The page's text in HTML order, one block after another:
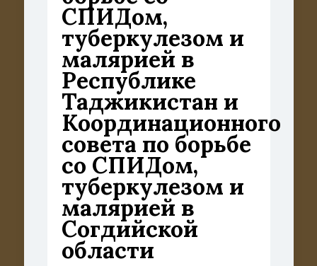
СПИДом,
туберкулезом и
малярией в
Республике
Таджикистан и
Координационного
совета по борьбе
со СПИДом,
туберкулезом и
малярией в
Согдийской
области